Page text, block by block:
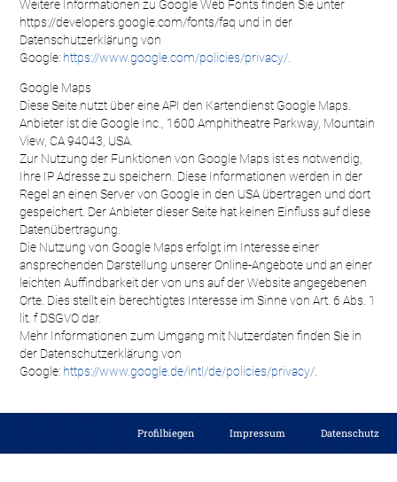
Weitere Informationen zu Google Web Fonts finden Sie unter
https://developers.google.com/fonts/faq und in der
Datenschutzerklärung von
Google: https://www.google.com/policies/privacy/
Google Maps
Diese Seite nutzt über eine API den Kartendienst Google Maps.
Anbieter ist die Google Inc., 1600 Amphitheatre Parkway, Mountain
View, CA 94043, USA.
Zur Nutzung der Funktionen von Google Maps ist es notwendig,
Ihre IP Adresse zu speichern. Diese Informationen werden in der
Regel an einen Server von Google in den USA übertragen und dort
gespeichert. Der Anbieter dieser Seite hat keinen Einfluss auf diese
Datenübertragung.
Die Nutzung von Google Maps erfolgt im Interesse einer
ansprechenden Darstellung unserer Online-Angebote und an einer
leichten Auffindbarkeit der von uns auf der Website angegebenen
Orte. Dies stellt ein berechtigtes Interesse im Sinne von Art. 6 Abs. 1
lit. f DSGVO dar.
Mehr Informationen zum Umgang mit Nutzerdaten finden Sie in
der Datenschutzerklärung von
Google: https://www.google.de/intl/de/policies/privacy/
Profilbiegen Impressum Datenschutz